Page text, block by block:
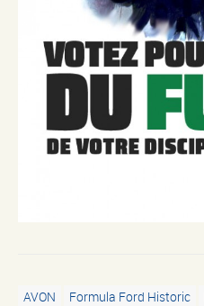
AVON Formula Ford Historic